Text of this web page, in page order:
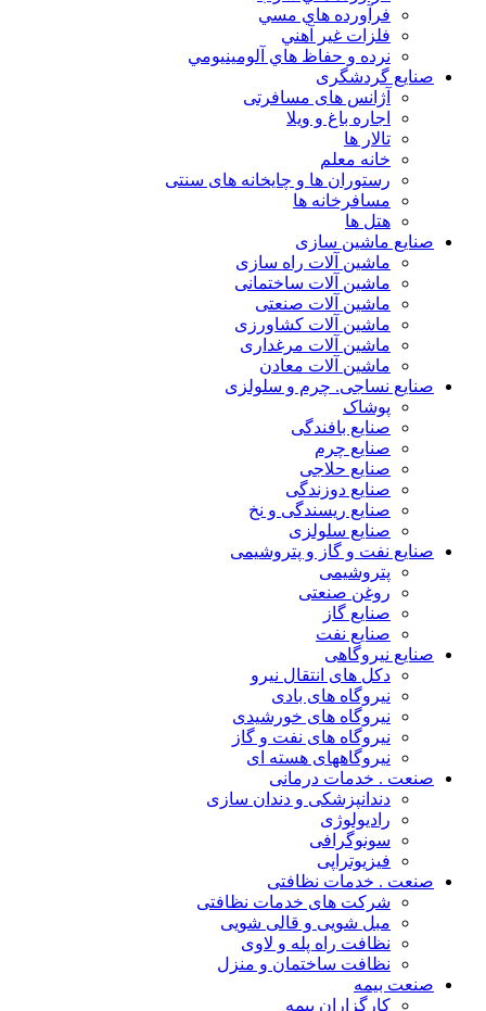
فرآورده هاي مسي
فلزات غير آهني
نرده و حفاظ هاي آلومينيومي
صنایع گردشگری
آژانس های مسافرتی
اجاره باغ و ویلا
تالار ها
خانه معلم
رستوران ها و چایخانه های سنتی
مسافرخانه ها
هتل ها
صنایع ماشین سازی
ماشین آلات راه سازی
ماشین آلات ساختمانی
ماشین آلات صنعتی
ماشین آلات کشاورزی
ماشین آلات مرغداری
ماشین آلات معادن
صنایع نساجی. چرم و سلولزی
پوشاک
صنایع بافندگی
صنایع چرم
صنایع حلاجی
صنایع دوزندگی
صنایع ریسندگی و نخ
صنایع سلولزی
صنایع نفت و گاز و پتروشیمی
پتروشیمی
روغن صنعتی
صنایع گاز
صنایع نفت
صنایع نیروگاهی
دکل های انتقال نیرو
نیروگاه های بادی
نیروگاه های خورشیدی
نیروگاه های نفت و گاز
نیروگاههای هسته ای
صنعت . خدمات درمانی
دندانپزشکی و دندان سازی
رادیولوژی
سونوگرافی
فیزیوتراپی
صنعت . خدمات نظافتی
شرکت های خدمات نظافتی
مبل شویی و قالی شویی
نظافت راه پله و لاوی
نظافت ساختمان و منزل
صنعت بیمه
کارگزاران بیمه